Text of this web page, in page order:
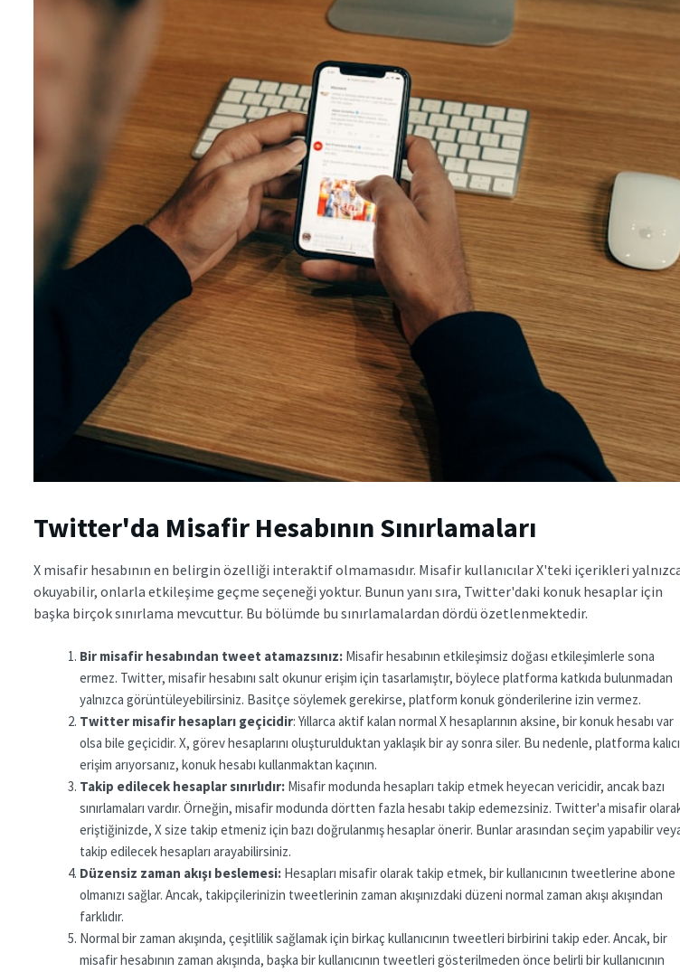
Twitter'da Misafir Hesabının Sınırlamaları
X misafir hesabının en belirgin özelliği interaktif olmamasıdır. Misafir kullanıcılar X'teki içerikleri
okuyabilir, onlarla etkileşime geçme seçeneği yoktur. Bunun yanı sıra, Twitter'daki konuk hesaplar için
başka birçok sınırlama mevcuttur. Bu bölümde bu sınırlamalardan dördü özetlenmektedir.
Bir misafir hesabından tweet atamazsınız: Misafir hesabının etkileşimsiz doğası etkileşimlerle sona
ermez. Twitter, misafir hesabını salt okunur erişim için tasarlamıştır, böylece platforma katkıda bulunmadan
yalnızca görüntüleyebilirsiniz. Basitçe söylemek gerekirse, platform konuk gönderilerine izin vermez.
Twitter misafir hesapları geçicidir: Yıllarca aktif kalan normal X hesaplarının aksine, bir konuk hesabı var
olsa bile geçicidir. X, görev hesaplarını oluşturulduktan yaklaşık bir ay sonra siler. Bu nedenle, platforma kalıcı
erişim arıyorsanız, konuk hesabı kullanmaktan kaçının.
Takip edilecek hesaplar sınırlıdır: Misafir modunda hesapları takip etmek heyecan vericidir, ancak bazı
sınırlamaları vardır. Örneğin, misafir modunda dörtten fazla hesabı takip edemezsiniz. Twitter'a misafir
eriştiğinizde, X size takip etmeniz için bazı doğrulanmış hesaplar önerir. Bunlar arasından seçim yapabilir
takip edilecek hesapları arayabilirsiniz.
Düzensiz zaman akışı beslemesi: Hesapları misafir olarak takip etmek, bir kullanıcının tweetlerine abone
olmanızı sağlar. Ancak, takipçilerinizin tweetlerinin zaman akışınızdaki düzeni normal zaman akışı akışından
farklıdır.
Normal bir zaman akışında, çeşitlilik sağlamak için birkaç kullanıcının tweetleri birbirini takip eder. Ancak, bir
misafir hesabının zaman akışında, başka bir kullanıcının tweetleri gösterilmeden önce belirli bir kullanıcının